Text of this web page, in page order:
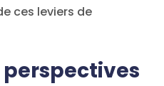
ces leviers de
perspectives